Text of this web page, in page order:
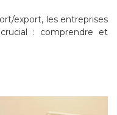
export, les entreprises
: comprendre et